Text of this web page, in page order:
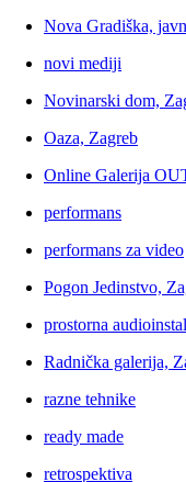
Nova Gradiška,
novi mediji
Novinarski dom,
Oaza, Zagreb
Online Galerija
performans
performans za video
Pogon Jedinstvo,
prostorna
Radnička galerija,
razne tehnike
ready made
retrospektiva